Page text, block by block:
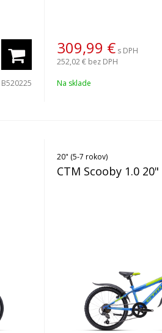
B520225
309,99 € s DPH
252,02 € bez DPH
Na sklade
20" (5-7 rokov)
CTM Scooby 1.0 20"